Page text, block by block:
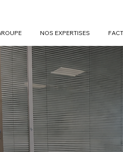
NOS EXPERTISES